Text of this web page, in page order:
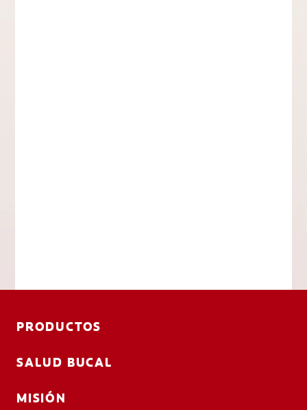
PRODUCTOS
SALUD BUCAL
MISIÓN